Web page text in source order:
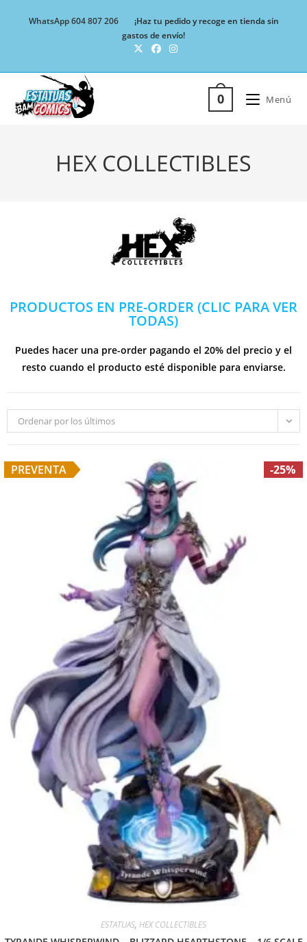
WhatsApp 604 807 206
¡Haz tu pedido y recoge en tienda sin
gastos de envío!
0 Menú
HEX COLLECTIBLES
PRODUCTOS EN PRE-ORDER (CLIC PARA VER
TODAS)
Puedes hacer una pre-order pagando el 20% del precio y el
resto cuando el producto esté disponible para enviarse.
Ordenar por los últimos
-25%
PREVENTA
ESTATUAS, HEX COLLECTIBLES